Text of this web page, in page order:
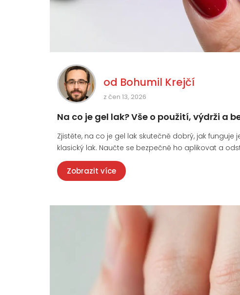
od Bohumil Krejčí
z čen 13, 2026
Na co je gel lak? Vše o použití, výdrži a
Zjistěte, na co je gel lak skutečně dobrý, jak
klasický lak. Naučte se bezpečně ho aplikovat a
Zobrazit více